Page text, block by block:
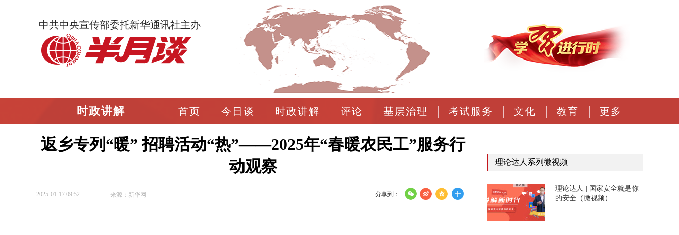
中共中央宣传部委托新华通讯社主办
时政讲解 首页 今日谈 时政讲解 评论 基层治理 考试服务 文化 教育 更多
返乡专列“暖” 招聘活动“热”——2025年“春暖农民工”服务行
动观察
2025-01-17 09:52 来源：新华网 分享到：
理论达人系列微视频
理论达人 | 国家安全就是你
的安全（微视频）